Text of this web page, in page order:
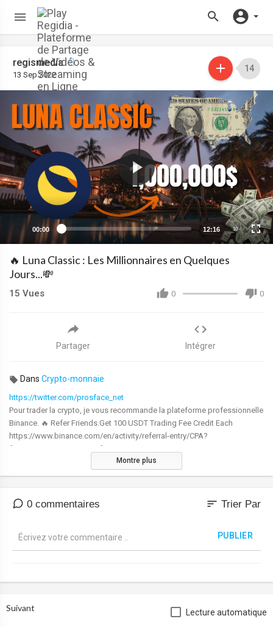
regismedia
13 Sep 2022
14
00:00 12:16 10
🔥 Luna Classic : Les Millionnaires en Quelques
Jours...💸
0 0
15 Vues
Partager Intégrer
Dans Crypto-monnaie
https://twitter.com/prosface_net
Pour trader la crypto, je vous recommande la plateforme professionnelle
Binance. 🔥 ⁣Refer Friends.Get 100 USDT Trading Fee Credit Each
⁣https://www.binance.com/en/activity/referral-entry/CPA?
fromActivityPage=true&ref=CPA_00ROG20J94
Montre plus
0 commentaires sort Trier Par
PUBLIER
Suivant Lecture automatique